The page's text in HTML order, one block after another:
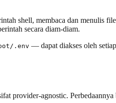
shell, membaca dan menulis
secara diam-diam.
.env — dapat diakses oleh
provider-agnostic. Perbedaannya